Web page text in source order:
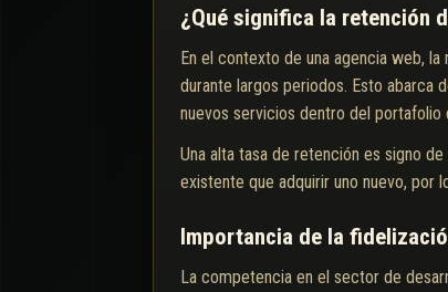
¿Qué significa la retención
En el contexto de una agencia web,
durante largos periodos. Esto abarca
nuevos servicios dentro del portafolio
Una alta tasa de retención es signo
existente que adquirir uno nuevo, por
Importancia de la
La competencia en el sector de